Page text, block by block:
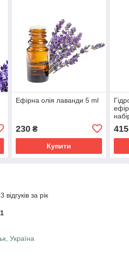
Ефірна олія лаванди 5 ml
230₴
Купити
415
за рік
Україна